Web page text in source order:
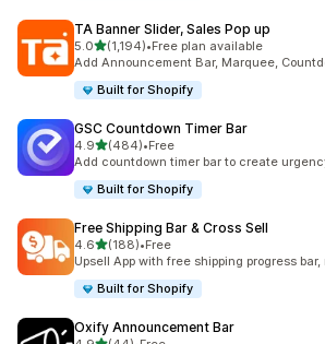
TA Banner Slider, Sales Pop up
5.05つ星中
(1,194)
合計レビュー数：1194件
•Free plan available
Add Announcement Bar, Marquee,
Built for Shopify
GSC Countdown Timer Bar
4.95つ星中
(484)
合計レビュー数：484件
•Free
Add countdown timer bar to create
Built for Shopify
Free Shipping Bar & Cross Sell
4.65つ星中
(188)
合計レビュー数：188件
•Free
Upsell App with free shipping progress
Built for Shopify
Oxify Announcement Bar